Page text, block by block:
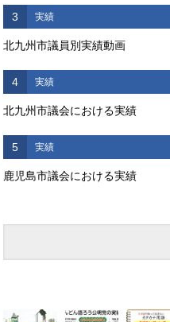
3 実績
北九州市議員別実績動画
4 実績
北九州市議会における実績
5 実績
鹿児島市議会における実績